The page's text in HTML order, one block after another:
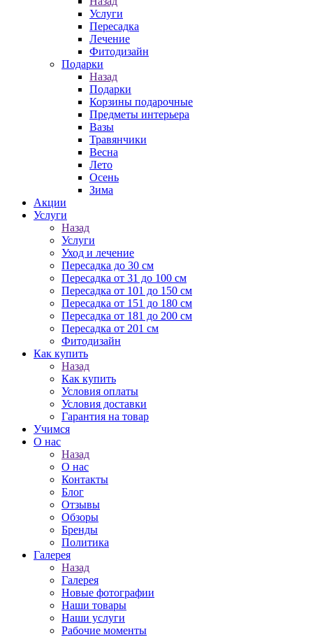
Услуги
Пересадка
Лечение
Фитодизайн
Подарки
Назад
Подарки
Корзины подарочные
Предметы интерьера
Вазы
Травянчики
Весна
Лето
Осень
Зима
Акции
Услуги
Назад
Услуги
Уход и лечение
Пересадка до 30 см
Пересадка от 31 до 100 см
Пересадка от 101 до 150 см
Пересадка от 151 до 180 см
Пересадка от 181 до 200 см
Пересадка от 201 см
Фитодизайн
Как купить
Назад
Как купить
Условия оплаты
Условия доставки
Гарантия на товар
Учимся
О нас
Назад
О нас
Контакты
Блог
Отзывы
Обзоры
Бренды
Политика
Галерея
Назад
Галерея
Новые фотографии
Наши товары
Наши услуги
Рабочие моменты